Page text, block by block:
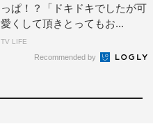
っぱ！？「ドキドキでしたが可
愛くして頂きとってもお...
TV LIFE
Recommended by